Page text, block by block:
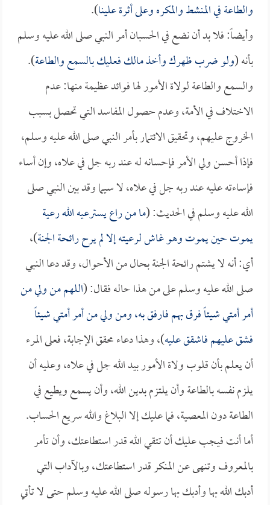
والطاعة في المنشط والمكره وعلى أثرة علينا).
وأيضاً: فلا بد أن نضع في الحسبان أمر النبي صلى الله عليه وسلم
بأنه (ولو ضرب ظهرك وأخذ مالك فعليك بالسمع والطاعة).
والسمع والطاعة لولاة الأمور لها فوائد عظيمة منها: عدم
الاختلاف في الأمة، وعدم حصول المفاسد التي تحصل بسبب
الخروج عليهم، وتحقيق الائتمار بأمر النبي صلى الله عليه وسلم،
فإذا أحسن ولي الأمر فإحسانه له عند ربه جل في علاه، وإن أساء
فإساءته عليه عند ربه جل في علاه، لا سيما وقد بين النبي صلى
الله عليه وسلم في الحديث: (ما من راع يسترعيه الله رعية
يموت حين يموت وهو غاش لرعيته إلا لم يرح رائحة الجنة)،
أي: أنه لا يشتم رائحة الجنة بحال من الأحوال، وقد دعا النبي
صلى الله عليه وسلم على من هذا حاله فقال: (اللهم من ولي من
أمر أمتي شيئاً فرق بهم فارفق به، ومن ولي من أمر أمتي شيئاً
فشق عليهم فاشقق عليه)، وهذا دعاء محقق الإجابة، فعلى المرء
أن يعلم بأن قلوب ولاة الأمور بيد الله جل في علاه، وعليه أن
يلزم نفسه بالطاعة وأن يلتزم بدين الله، وأن يسمع ويطيع في
الطاعة دون المعصية، فما عليك إلا البلاغ والله سريع الحساب.
أما أنت فيجب عليك أن تتقي الله قدر استطاعتك، وأن تأمر
بالمعروف وتنهى عن المنكر قدر استطاعتك، وبالآداب التي
أدبك الله بها وأدبك بها رسوله صلى الله عليه وسلم حتى لا تأتي